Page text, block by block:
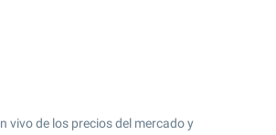
vivo de los precios del mercado y